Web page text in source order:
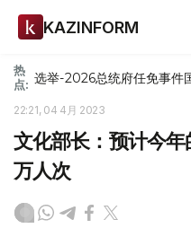
KAZINFORM
热
点: 选举-2026总统府任免事件
22:21, 04 4月 2023
文化部长：预计今
万人次